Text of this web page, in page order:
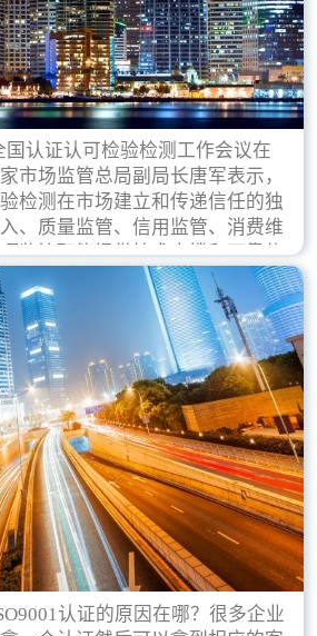
认证认可检验检测工作会议在
市场监管总局副局长唐军表示，
检测在市场建立和传递信任的独
、质量监管、信用监管、消费维
监管职能提供技术支撑和可靠依
认证的原因在哪？很多企业